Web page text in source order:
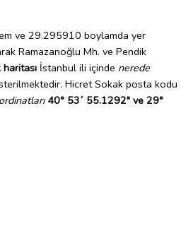
ve 29.295910 boylamda yer
Ramazanoğlu Mh. ve Pendik
İstanbul ili içinde nerede
Hicret Sokak posta kodu
40° 53´ 55.1292" ve 29°